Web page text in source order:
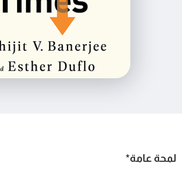
لمحة عامة*